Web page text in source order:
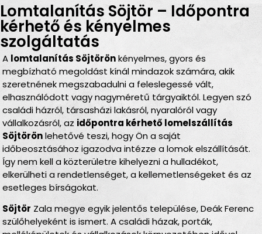
Lomtalanítás Söjtör – Időpontra
kérhető és kényelmes
szolgáltatás
A lomtalanítás Söjtörönkényelmes, gyors és
megbízható megoldást kínál mindazok számára, akik
szeretnének megszabadulni a feleslegessé vált,
elhasználódott vagy nagyméretű tárgyaiktól. Legyen szó
családi házról, társasházi lakásról, nyaralóról vagy
vállalkozásról, az időpontra kérhető lomelszállítás
Söjtörönlehetővé teszi, hogy Ön a saját
időbeosztásához igazodva intézze a lomok elszállítását.
Így nem kell a közterületre kihelyezni a hulladékot,
elkerülheti a rendetlenséget, a kellemetlenségeket és az
esetleges bírságokat.
Söjtör Zala megye egyik jelentős települése, Deák Ferenc
szülőhelyeként is ismert. A családi házak, porták,